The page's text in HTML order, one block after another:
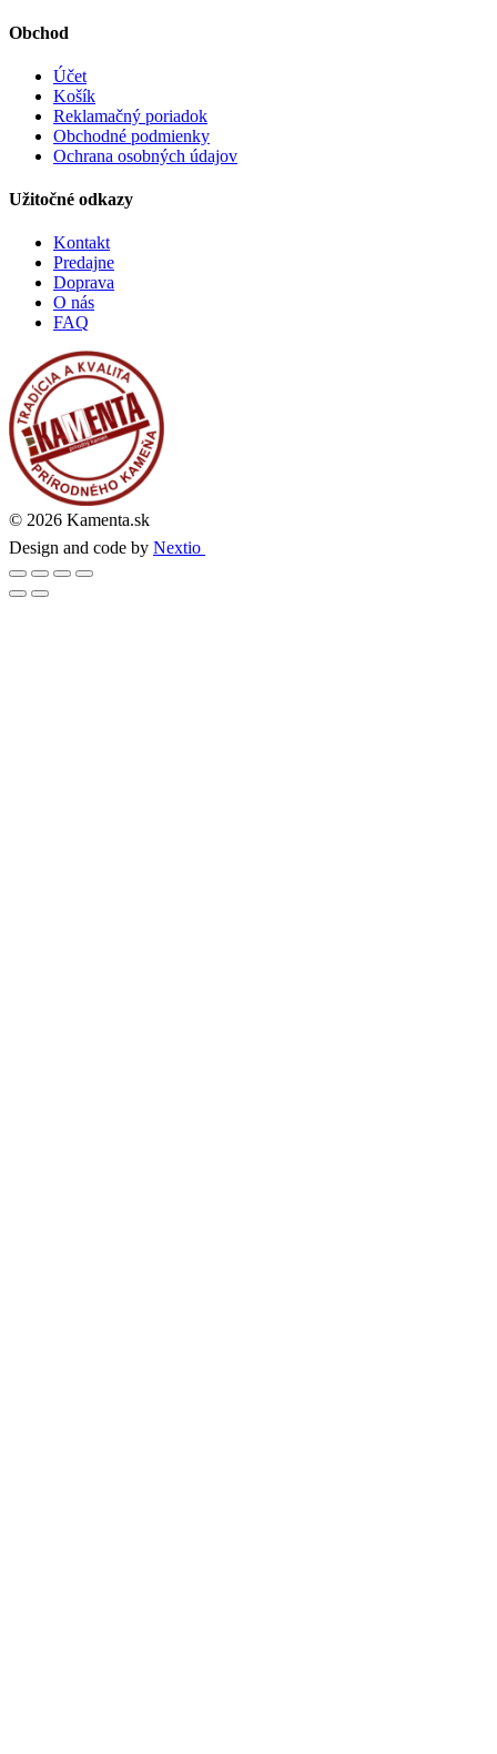
Obchod
Účet
Košík
Reklamačný poriadok
Obchodné podmienky
Ochrana osobných údajov
Užitočné odkazy
Kontakt
Predajne
Doprava
O nás
FAQ
© 2026 Kamenta.sk
Design and code by Nextio